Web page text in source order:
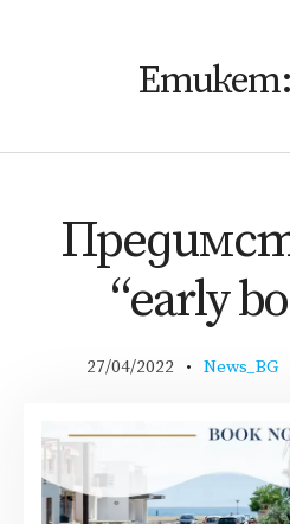
Етикет:
“early
27/04/2022 News_BG